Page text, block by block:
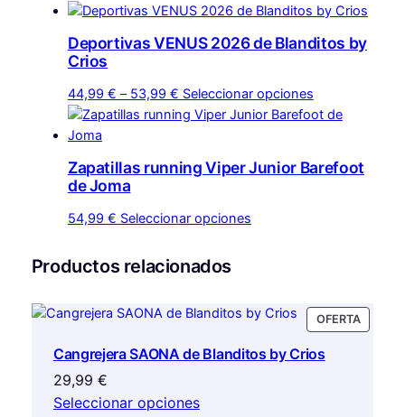
producto
múltiples
Las
opciones
elegir
la
Deportivas VENUS 2026 de Blanditos by
Crios
44,99 € – 53,99 €Rango
de
44,99 €
53,99 €
Seleccionar opcionesEste
producto
variantes.
la
de
Zapatillas running Viper Junior Barefoot
de Joma
54,99 € Seleccionar opcionesEste
Las
se
Productos relacionados
OFERTA
EN
Cangrejera SAONA de Blanditos by Crios
29,99 €
Seleccionar opciones